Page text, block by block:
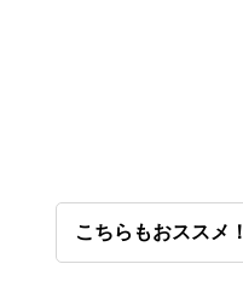
こちらもおススメ！